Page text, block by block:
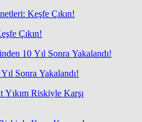
Çıkın!
Sonra Yakalandı!